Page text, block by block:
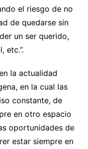
el riesgo de no
de quedarse sin
un ser querido,
etc.”.
la actualidad
en la cual las
constante, de
en otro espacio
oportunidades de
estar siempre en